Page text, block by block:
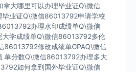
大哪里可以办理毕业证Q\微信
业证Q\微信86013792申请学校
办理水印成绩单Q\微信
学成绩单Q\微信86013792多伦
86013792修改成绩单GPAQ\微信
单分数Q\微信86013792办理多大
如何拿到国外毕业证Q\微信